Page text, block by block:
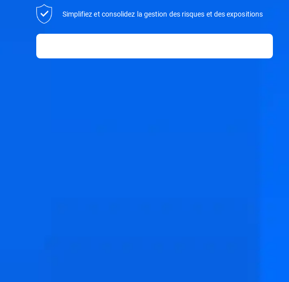
Simplifiez et consolidez la gestion des risques et des expositions